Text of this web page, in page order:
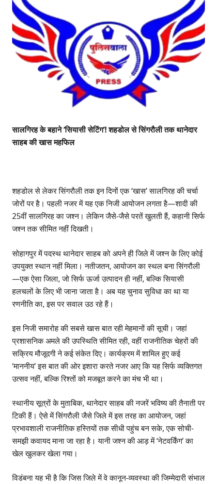
सालगिरह के बहाने ‘सियासी सेटिंग’! शहडोल से सिंगरौली तक थानेदार
साहब की खास महफिल
शहडोल से लेकर सिंगरौली तक इन दिनों एक ‘खास’ सालगिरह की चर्चा
जोरों पर है। पहली नजर में यह एक निजी आयोजन लगता है—शादी की
25वीं सालगिरह का जश्न। लेकिन जैसे-जैसे परतें खुलती हैं, कहानी सिर्फ
जश्न तक सीमित नहीं दिखती।
सोहागपुर में पदस्थ थानेदार साहब को अपने ही जिले में जश्न के लिए कोई
उपयुक्त स्थान नहीं मिला। नतीजतन, आयोजन का स्थल बना सिंगरौली
—एक ऐसा जिला, जो सिर्फ ऊर्जा उत्पादन ही नहीं, बल्कि सियासी
हलचलों के लिए भी जाना जाता है। अब यह चुनाव सुविधा का था या
रणनीति का, इस पर सवाल उठ रहे हैं।
इस निजी समारोह की सबसे खास बात रही मेहमानों की सूची। जहां
प्रशासनिक अमले की उपस्थिति सीमित रही, वहीं राजनीतिक चेहरों की
सक्रिय मौजूदगी ने कई संकेत दिए। कार्यक्रम में शामिल हुए कई
‘माननीय’ इस बात की ओर इशारा करते नजर आए कि यह सिर्फ व्यक्तिगत
उत्सव नहीं, बल्कि रिश्तों को मजबूत करने का मंच भी था।
स्थानीय सूत्रों के मुताबिक, थानेदार साहब की नजरें भविष्य की तैनाती पर
टिकी हैं। ऐसे में सिंगरौली जैसे जिले में इस तरह का आयोजन, जहां
प्रभावशाली राजनीतिक हस्तियों तक सीधी पहुंच बन सके, एक सोची-
समझी कवायद माना जा रहा है। यानी जश्न की आड़ में ‘नेटवर्किंग’ का
खेल खुलकर खेला गया।
विडंबना यह भी है कि जिस जिले में वे कानून-व्यवस्था की जिम्मेदारी संभाल